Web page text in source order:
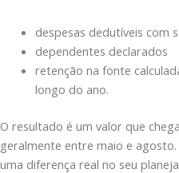
despesas dedutíveis com
dependentes declarados
retenção na fonte
longo do ano.
O resultado é um valor que
geralmente entre maio e
uma diferença real no seu